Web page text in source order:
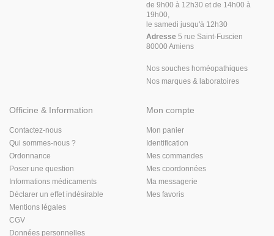
de 9h00 à 12h30 et de 14h00 à
19h00,
le samedi jusqu'à 12h30
Adresse 5 rue Saint-Fuscien
80000 Amiens
Nos souches homéopathiques
Nos marques & laboratoires
Officine & Information
Contactez-nous
Qui sommes-nous ?
Ordonnance
Poser une question
Informations médicaments
Déclarer un effet indésirable
Mentions légales
CGV
Données personnelles
Mon compte
Mon panier
Identification
Mes commandes
Mes coordonnées
Ma messagerie
Mes favoris